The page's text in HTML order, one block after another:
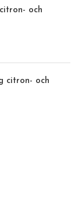
och
citron- och